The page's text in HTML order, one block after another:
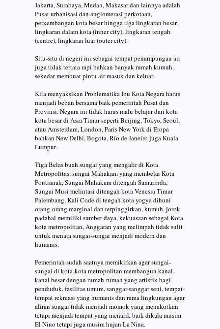
Jakarta, Surabaya, Medan, Makasar dan lainnya adalah
Pusat urbanisasi dan anglomerasi perkotaan,
perkembangan kota besar hingga tiga lingkaran besar,
lingkaran dalam kota (inner city), lingkaran tengah
(centre), lingkaran luar (outer city).
Situ-situ di negeri ini sebagai tempat penampungan air
juga tidak tertata rapi bahkan banyak rumah kumuh,
sekedar membuat pintu air masuk dan keluar.
Kita menyaksikan Problematika Ibu Kota Negara harus
menjadi beban bersama baik pemerintah Pusat dan
Provinsi. Negara ini tidak harus malu belajar dari kota
kota besar di Asia Timur seperti Beijing, Tokyo, Seoul,
atau Amsterdam, London, Paris New York di Eropa
bahkan New Delhi, Bogota, Rio de Janeiro juga Kuala
Lumpur.
Tiga Belas buah sungai yang mengalir di Kota
Metropolitas, sungai Mahakam yang membelai Kota
Pontianak, Sungai Mahakam ditengah Samarinda,
Sungai Musi melintasi ditengah kota Venesia Timur
Palembang, Kali Code di tengah kota yogya dihuni
orang-orang marginal dan terpinggirkan, kumuh, jorok
padahal memiliki sumber daya, kekuasaan sebagai Kota
kota metropolitan, Anggaran yang melimpah tidak sulit
untuk menata sungai-sungai menjadi modern dan
humanis.
Pemerintah sudah saatnya memikirkan agar sungai-
sungai di kota-kota metropolitan membangun kanal-
kanal besar dengan rumah-rumah yang artistik bagi
penduduk, fasilitas umum, sanggar-sanggar seni, tempat-
tempat rekreasi yang humanis dan rama lingkungan agar
aliran sungai tidak menjadi momok yang menakutkan
tetapi menjadi tempat yang menarik baik dikala musim
El Nino tetapi juga musim hujan La Nina.